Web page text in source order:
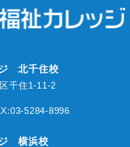
北千住校
千住1-11-2
5284-8996
ジ 横浜校